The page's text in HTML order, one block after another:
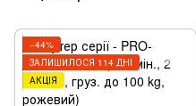
−44%
ЗАЛИШИЛОСЯ 114 ДНІ
АКЦІЯ